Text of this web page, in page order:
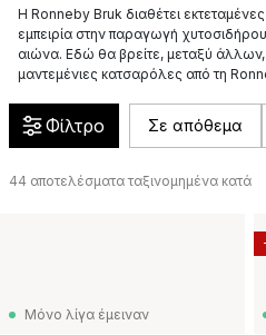
Η Ronneby Bruk διαθέτει
εμπειρία στην παραγωγή
αιώνα. Εδώ θα βρείτε, μεταξύ άλλων,
μαντεμένιες κατσαρόλες από τη
Φίλτρο Σε απόθεμα
44 αποτελέσματα ταξινομημένα κατά
Μόνο λίγα έμειναν